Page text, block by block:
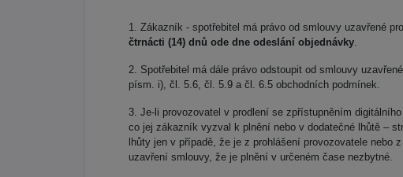
Zákazník - spotřebitel má právo od smlouvy uzavřené
čtrnácti (14) dnů ode dne odeslání objednávky
Spotřebitel má dále právo odstoupit od smlouvy
písm. i), čl. 5.6, čl. 5.9 a čl. 6.5 obchodních podmínek.
Je-li provozovatel v prodlení se zpřístupněním
co jej zákazník vyzval k plnění nebo v dodatečné lhůtě –
lhůty jen v případě, že je z prohlášení provozovatele
uzavření smlouvy, že je plnění v určeném čase nezbytné.